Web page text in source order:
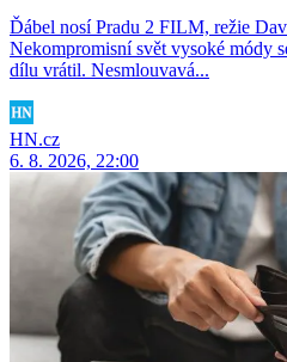
Ďábel nosí Pradu 2 FILM, režie
Nekompromisní svět vysoké módy
dílu vrátil. Nesmlouvavá...
HN.cz
6. 8. 2026, 22:00